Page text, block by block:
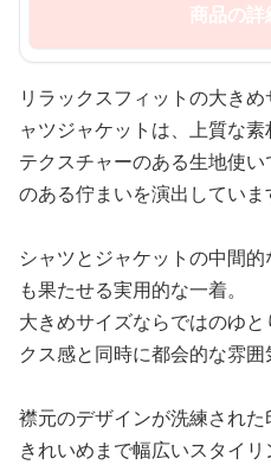
商品の詳
リラックスフィットの大き
ャツジャケットは、上質な素
テクスチャーのある生地使
のある佇まいを演出していま
シャツとジャケットの中間
も果たせる実用的な一着。
大きめサイズならではのゆ
クス感と同時に都会的な雰囲
襟元のデザインが洗練され
きれいめまで幅広いスタイリ